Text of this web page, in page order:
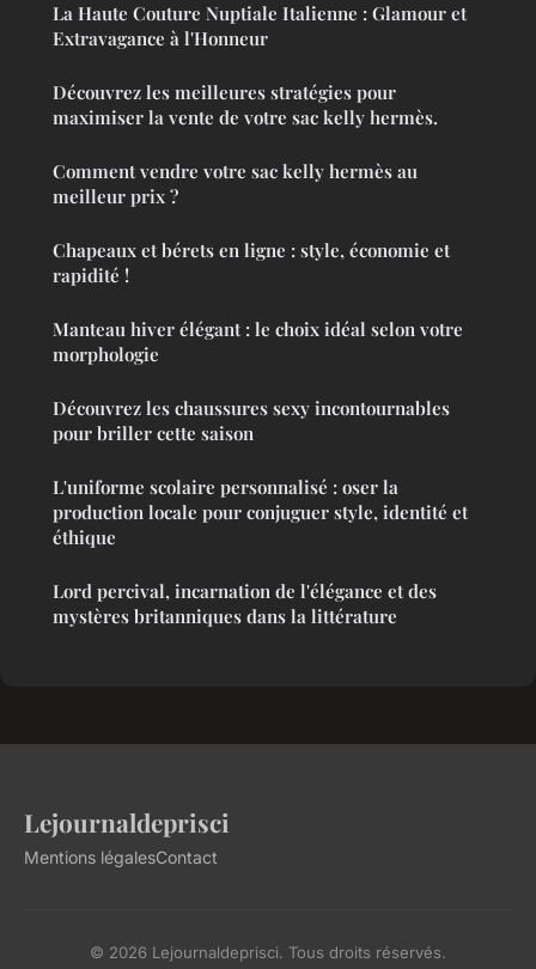
La Haute Couture Nuptiale Italienne : Glamour et
Extravagance à l'Honneur
Découvrez les meilleures stratégies pour
maximiser la vente de votre sac kelly hermès.
Comment vendre votre sac kelly hermès au
meilleur prix ?
Chapeaux et bérets en ligne : style, économie et
rapidité !
Manteau hiver élégant : le choix idéal selon votre
morphologie
Découvrez les chaussures sexy incontournables
pour briller cette saison
L'uniforme scolaire personnalisé : oser la
production locale pour conjuguer style, identité et
éthique
Lord percival, incarnation de l'élégance et des
mystères britanniques dans la littérature
Lejournaldeprisci
Mentions légalesContact
© 2026 Lejournaldeprisci. Tous droits réservés.